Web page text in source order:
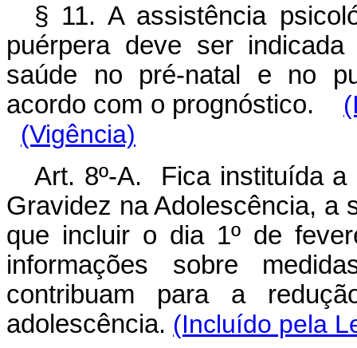
§ 11. A assistência
puérpera deve ser
saúde no pré-natal e no
acordo com o prognóstico.
(Vigência)
Art. 8º-A. Fica instituída a
Gravidez na Adolescência, a
que incluir o dia 1º de
informações sobre
contribuam para a
adolescência. (Incluído pela